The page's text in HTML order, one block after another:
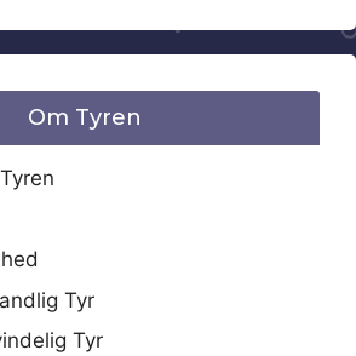
Om Tyren
Tyr
Tyr